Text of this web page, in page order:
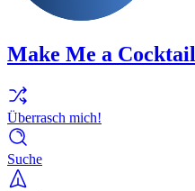
Make Me a Cocktail
Überrasch mich!
Suche